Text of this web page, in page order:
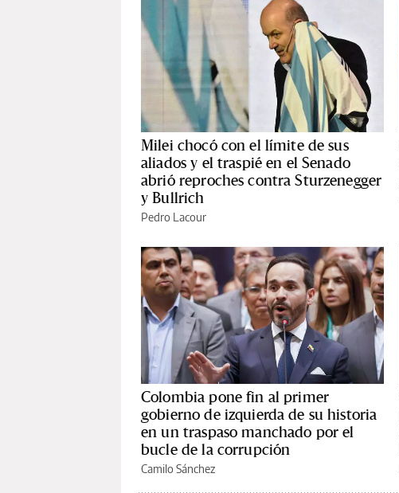
Milei chocó con el límite de sus
aliados y el traspié en el Senado
abrió reproches contra Sturzenegger
y Bullrich
Pedro Lacour
Colombia pone fin al primer
gobierno de izquierda de su historia
en un traspaso manchado por el
bucle de la corrupción
Camilo Sánchez